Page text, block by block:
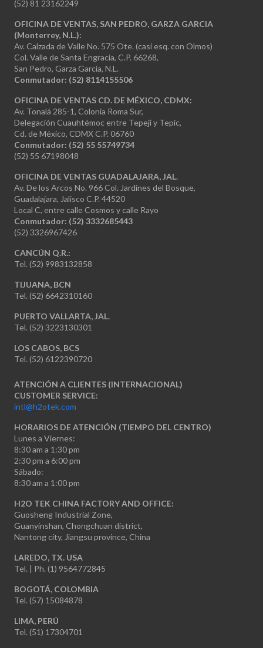
(52) 81 23162249
OFICINA DE VENTAS, SAN PEDRO, GARZA GARCIA
(Monterrey, N.L.):
Av. Calzada de Valle No. 575 Ote. (casi esq. con Olmos)
Col. Valle de Santa Engracia, C.P. 66268,
San Pedro, Garza García, N.L.
Conmutador: (52) 8114155506
OFICINA DE VENTAS CD. DE MÉXICO, CDMX:
Av. Tonalá 285-1, Colonia Roma Sur,
Delegación Cuauhtémoc entre Tepeji y Tepic,
Cd. de México, CDMX C.P. 06760
Conmutador: (52) 55 55749734
(52) 55 67198048
OFICINA DE VENTAS GUADALAJARA, JAL.
Av. De los Arcos No. 966 Col. Jardines del Bosque,
Guadalajara, Jalisco C.P. 44520
Local C, entre calle Cosmos y calle Rayo
Conmutador: (52) 3332685443
(52) 3326967426
CANCÚN Q.R.:
Tel. (52) 9983132858
TIJUANA, BCN
Tel. (52) 6642310160
PUERTO VALLARTA, JAL.
Tel. (52) 3223130301
LOS CABOS, BCS
Tel. (52) 6122390720
ATENCIÓN A CLIENTES (INTERNACIONAL)
CUSTOMER SERVICE:
intl@h2otek.com
HORARIOS DE ATENCIÓN (TIEMPO DEL CENTRO)
Lunes a Viernes:
8:30 am a 1:30 pm
2:30 pm a 6:00 pm
Sábado:
8:30 am a 1:00 pm
H2O TEK CHINA FACTORY AND OFFICE:
Guosheng Industrial Zone,
Guanyinshan, Chongchuan district,
Nantong city, Jiangsu province, China
LAREDO, TX. USA
Tel. | Ph. (1) 9564772845
BOGOTÁ, COLOMBIA
Tel. (57) 15084878
LIMA, PERÚ
Tel. (51) 17304701